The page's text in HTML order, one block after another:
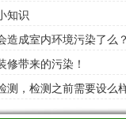
知识
造成室内环境污染了么
修带来的污染！
测，检测之前需要设么